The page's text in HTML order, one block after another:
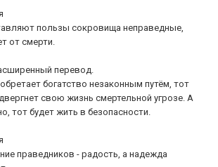
пользы сокровища неправедные,
от смерти.
перевод.
богатство незаконным путём, тот
свою жизнь смертельной угрозе. А
тот будет жить в безопасности.
праведников - радость, а надежда